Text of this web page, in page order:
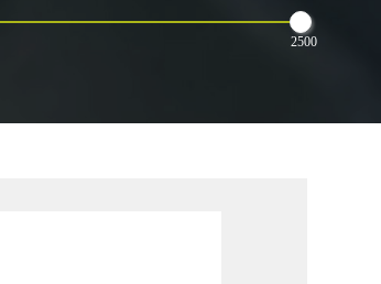
2500